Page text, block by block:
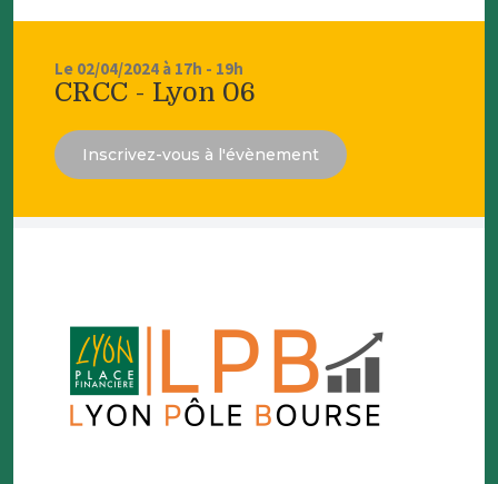
Le 02/04/2024 à 17h - 19h
CRCC - Lyon 06
Inscrivez-vous à l'évènement